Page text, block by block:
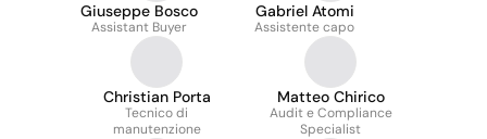
Giuseppe Bosco
Assistant Buyer
Gabriel Atomi
Assistente capo
Christian Porta
Tecnico di
manutenzione
Matteo Chirico
Audit e Compliance
Specialist